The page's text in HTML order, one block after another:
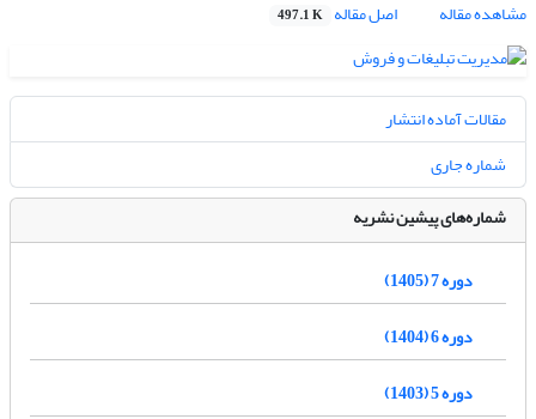
مشاهده مقاله
اصل مقاله 497.1 K
مقالات آماده انتشار
شماره جاری
شماره‌های پیشین نشریه
دوره 7 (1405)
دوره 6 (1404)
دوره 5 (1403)